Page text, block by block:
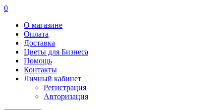
0
О магазине
Оплата
Доставка
Цветы для Бизнеса
Помощь
Контакты
Личный кабинет
Регистрация
Авторизация